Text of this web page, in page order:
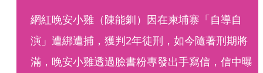
網紅晚安小雞（陳能釧）因在柬埔寨「自導自
演」遭綁遭捕，獲判2年徒刑，如今隨著刑期將
滿，晚安小雞透過臉書粉專發出手寫信，信中曝